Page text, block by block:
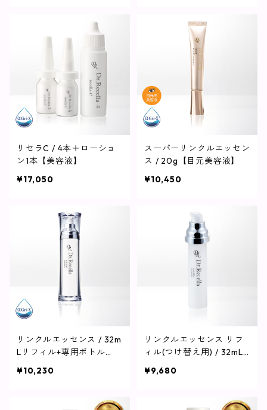
リセラC / 4本＋ローショ
ン1本【美容液】
¥17,050
スーパーリンクルエッセン
ス / 20g【目元美容液】
¥10,450
リンクルエッセンス / 32m
Lリフィル+専用ボトル
¥10,230
リンクルエッセンス リフ
ィル(つけ替え用) / 32mL
¥9,680